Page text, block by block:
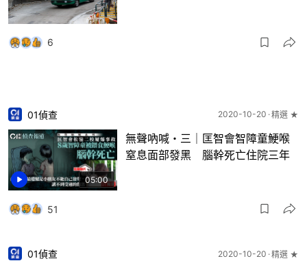
6
05:00
01偵查 2020-10-20 精選 ★
無聲吶喊・三｜匡智會智障童鯁喉
窒息面部發黑 腦幹死亡住院三年
51
01偵查 2020-10-20 精選 ★